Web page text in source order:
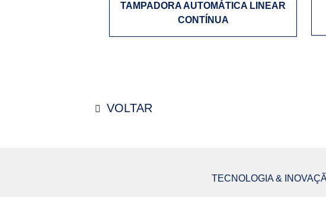
TAMPADORA AUTOMÁTICA LINEAR
CONTÍNUA
VOLTAR
TECNOLOGIA &